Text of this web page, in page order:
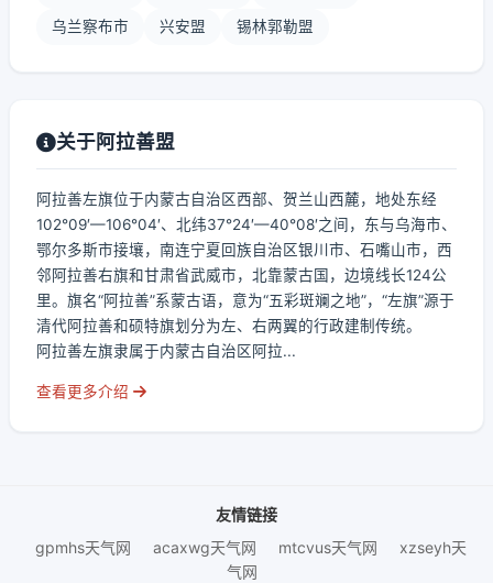
乌兰察布市 兴安盟 锡林郭勒盟
关于阿拉善盟
阿拉善左旗位于内蒙古自治区西部、贺兰山西麓，地处东经
102°09′—106°04′、北纬37°24′—40°08′之间，东与乌海市、
鄂尔多斯市接壤，南连宁夏回族自治区银川市、石嘴山市，西
邻阿拉善右旗和甘肃省武威市，北靠蒙古国，边境线长124公
里。旗名“阿拉善”系蒙古语，意为“五彩斑斓之地”，“左旗”源于
清代阿拉善和硕特旗划分为左、右两翼的行政建制传统。
阿拉善左旗隶属于内蒙古自治区阿拉...
查看更多介绍
友情链接
gpmhs天气网
acaxwg天气网 mtcvus天气网
xzseyh天
气网